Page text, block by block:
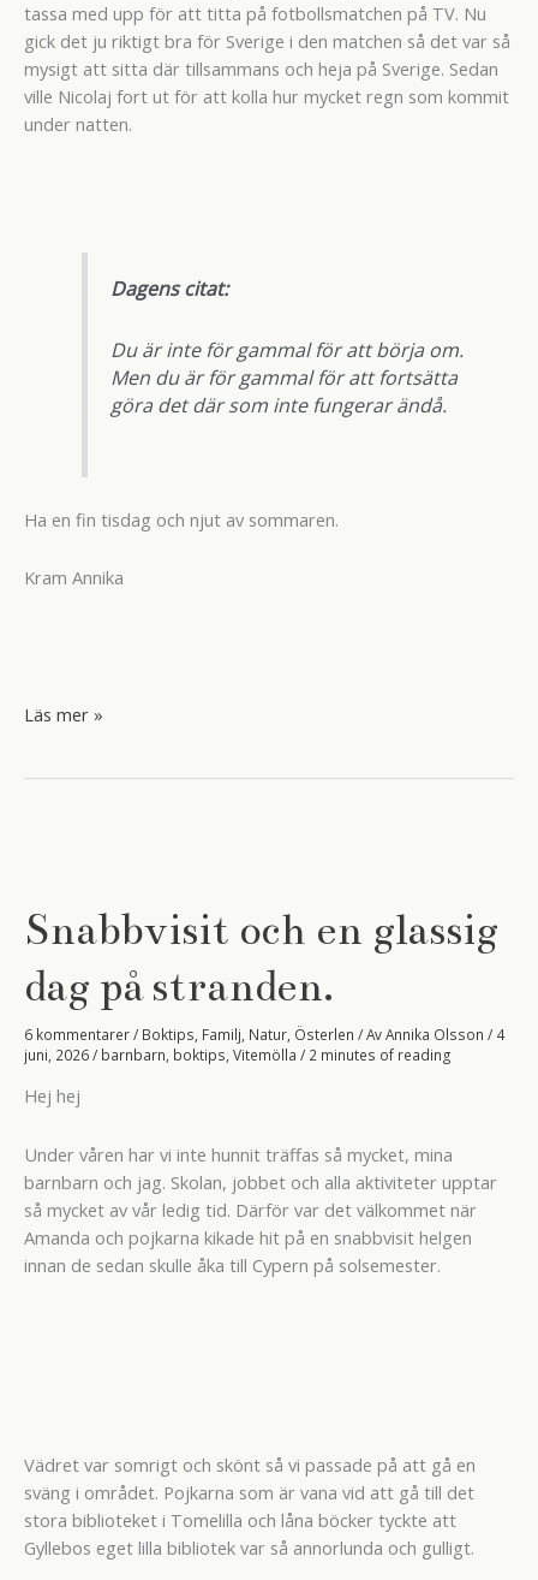
tassa med upp för att titta på fotbollsmatchen på TV. Nu
gick det ju riktigt bra för Sverige i den matchen så det var så
mysigt att sitta där tillsammans och heja på Sverige. Sedan
ville Nicolaj fort ut för att kolla hur mycket regn som kommit
under natten.
Dagens citat:
Du är inte för gammal för att börja om.
Men du är för gammal för att fortsätta
göra det där som inte fungerar ändå.
Ha en fin tisdag och njut av sommaren.
Kram Annika
Grabbarna
Läs mer »
Snabbvisit och en glassig
dag på stranden.
6 kommentarer/ Boktips Familj Natur Österlen / AvAnnika Olsson / 4
juni, 2026/ barnbarn boktips Vitemölla / 2 minutes of reading
Hej hej
Under våren har vi inte hunnit träffas så mycket, mina
barnbarn och jag. Skolan, jobbet och alla aktiviteter upptar
så mycket av vår ledig tid. Därför var det välkommet när
Amanda och pojkarna kikade hit på en snabbvisit helgen
innan de sedan skulle åka till Cypern på solsemester.
Vädret var somrigt och skönt så vi passade på att gå en
sväng i området. Pojkarna som är vana vid att gå till det
stora biblioteket i Tomelilla och låna böcker tyckte att
Gyllebos eget lilla bibliotek var så annorlunda och gulligt.